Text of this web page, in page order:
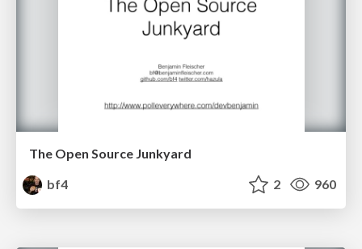
The Open Source Junkyard
bf4
2 960